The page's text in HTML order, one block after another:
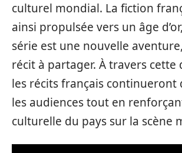
culturel mondial. La fiction
ainsi propulsée vers un âge
série est une nouvelle
récit à partager. À travers cette
les récits français continueront
les audiences tout en
culturelle du pays sur la scène